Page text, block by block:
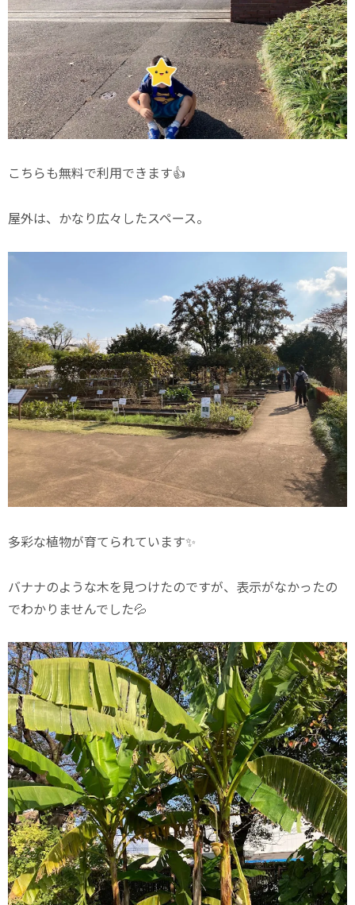
こちらも無料で利用できます👍
屋外は、かなり広々したスペース。
多彩な植物が育てられています✨
バナナのような木を見つけたのですが、表示がなかったの
でわかりませんでした💦